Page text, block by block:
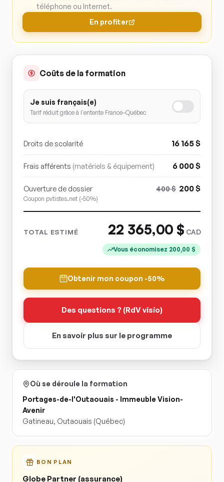
téléphone ou Internet.
En profiter
Coûts de la formation
Je suis français(e)
Tarif réduit grâce à l'entente France–Québec
Droits de scolarité 16 165$
Frais afférents (matériels & équipement) 6 000$
Ouverture de dossier
Coupon pvtistes.net (-50%)
400$ 200$
TOTAL ESTIMÉ 22 365,00 $ CAD
Vous économisez 200,00 $
Obtenir mon coupon -50%
Des questions ? (RdV visio)
En savoir plus sur le programme
Où se déroule la formation
Portages-de-l'Outaouais - Immeuble Vision-
Avenir
Gatineau, Outaouais (Québec)
BON PLAN
Globe Partner (assurance)